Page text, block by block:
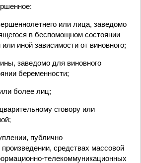
или лица, заведомо
в беспомощном состоянии
иной зависимости от виновного;
заведомо для виновного
беременности;
более лиц;
сговору или
публично
средствах массовой
телекоммуникационных